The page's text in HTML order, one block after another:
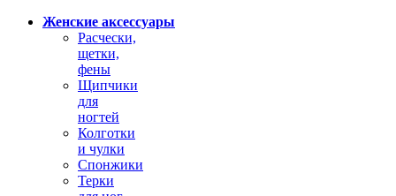
Женские аксессуары
Расчески,
щетки,
фены
Щипчики
для
ногтей
Колготки
и чулки
Спонжики
Терки